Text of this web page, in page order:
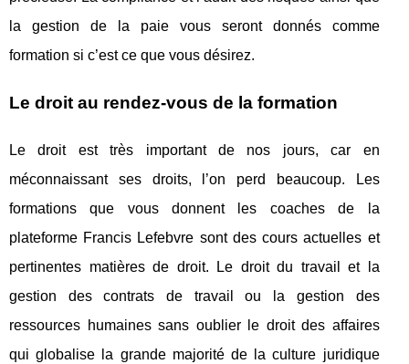
la gestion de la paie vous seront donnés comme
formation si c’est ce que vous désirez.
Le droit au rendez-vous de la formation
Le droit est très important de nos jours, car en
méconnaissant ses droits, l’on perd beaucoup. Les
formations que vous donnent les coaches de la
plateforme Francis Lefebvre sont des cours actuelles et
pertinentes matières de droit. Le droit du travail et la
gestion des contrats de travail ou la gestion des
ressources humaines sans oublier le droit des affaires
qui globalise la grande majorité de la culture juridique